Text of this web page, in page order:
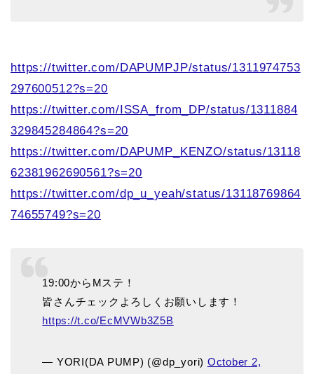
https://twitter.com/DAPUMPJP/status/1311974753
297600512?s=20
https://twitter.com/ISSA_from_DP/status/1311884
329845284864?s=20
https://twitter.com/DAPUMP_KENZO/status/13118
62381962690561?s=20
https://twitter.com/dp_u_yeah/status/13118769864
74655749?s=20
19:00からMステ！
皆さんチェックよろしくお願いします！
https://t.co/EcMVWb3Z5B
— YORI(DA PUMP) (@dp_yori) October 2,